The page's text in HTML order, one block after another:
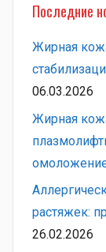
Последние
Жирная
06.03.2026
Жирная
растяжек:
26.02.2026